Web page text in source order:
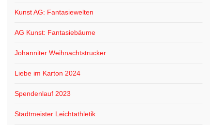
Kunst AG: Fantasiewelten
AG Kunst: Fantasiebäume
Johanniter Weihnachtstrucker
Liebe im Karton 2024
Spendenlauf 2023
Stadtmeister Leichtathletik